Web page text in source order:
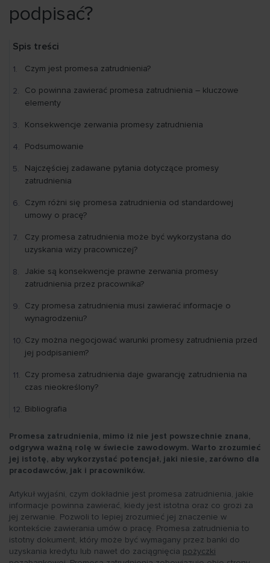
podpisać?
Spis treści
Czym jest promesa zatrudnienia?
Co powinna zawierać promesa zatrudnienia – kluczowe
elementy
Konsekwencje zerwania promesy zatrudnienia
Podsumowanie
Najczęściej zadawane pytania dotyczące promesy
zatrudnienia
Czym różni się promesa zatrudnienia od standardowej
umowy o pracę?
Czy promesa zatrudnienia może być wykorzystana do
uzyskania wizy pracowniczej?
Jakie są konsekwencje prawne zerwania promesy
zatrudnienia przez pracownika?
Czy promesa zatrudnienia musi zawierać informacje o
wynagrodzeniu?
Czy można negocjować warunki promesy zatrudnienia przed
jej podpisaniem?
Czy promesa zatrudnienia daje gwarancję zatrudnienia na
czas nieokreślony?
Bibliografia
Promesa zatrudnienia, mimo iż nie jest powszechnie znana,
odgrywa ważną rolę w świecie zawodowym. Warto zrozumieć
jej istotę, aby wykorzystać potencjał, jaki niesie, zarówno dla
pracodawców, jak i pracowników.
Artykuł wyjaśni, czym dokładnie jest promesa zatrudnienia, jakie
informacje powinna zawierać, kiedy jest istotna oraz co grozi za
jej zerwanie. Pozwoli to lepiej zrozumieć jej znaczenie w
kontekście zawierania umów o pracę. Promesa zatrudnienia to
istotny dokument, który może być wymagany przez banki do
uzyskania kredytu lub nawet do zaciągnięcia pożyczki